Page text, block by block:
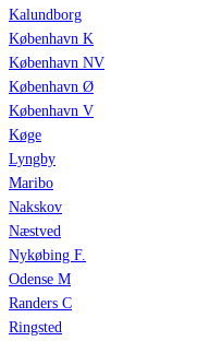
Kalundborg
København K
København NV
København Ø
København V
Køge
Lyngby
Maribo
Nakskov
Næstved
Nykøbing F.
Odense M
Randers C
Ringsted